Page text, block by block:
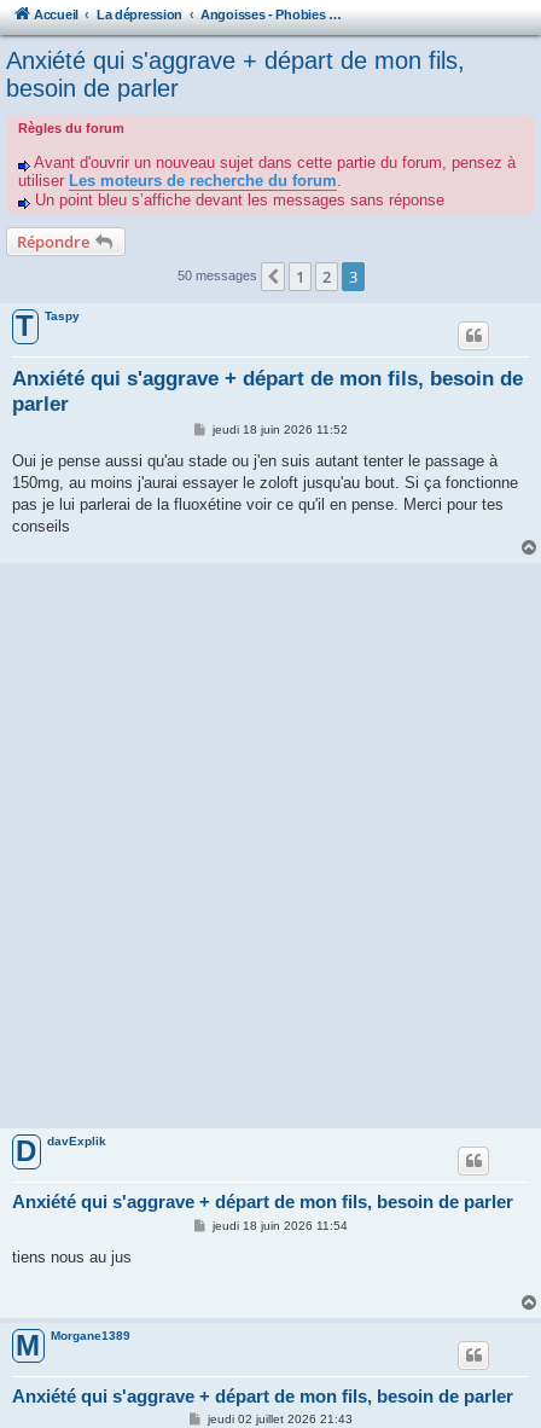
Accueil La dépression Angoisses - Phobies - Obsessions - TOC - Somatisations
Anxiété qui s'aggrave + départ de mon fils,
besoin de parler
Règles du forum
Avant d'ouvrir un nouveau sujet dans cette partie du forum, pensez à
utiliser Les moteurs de recherche du forum.
Un point bleu s’affiche devant les messages sans réponse
Répondre
50 messages Précédente
1 2 3
T Taspy
Anxiété qui s'aggrave + départ de mon fils, besoin de
parler
M
s
a
g
jeudi 18 juin 2026 11:52
Oui je pense aussi qu'au stade ou j'en suis autant tenter le passage à
150mg, au moins j'aurai essayer le zoloft jusqu'au bout. Si ça fonctionne
pas je lui parlerai de la fluoxétine voir ce qu'il en pense. Merci pour tes
conseils
D davExplik
Anxiété qui s'aggrave + départ de mon fils, besoin de parler
Mjeudi 18 juin 2026 11:54
tiens nous au jus
M Morgane1389
Anxiété qui s'aggrave + départ de mon fils, besoin de parler
Mjeudi 02 juillet 2026 21:43